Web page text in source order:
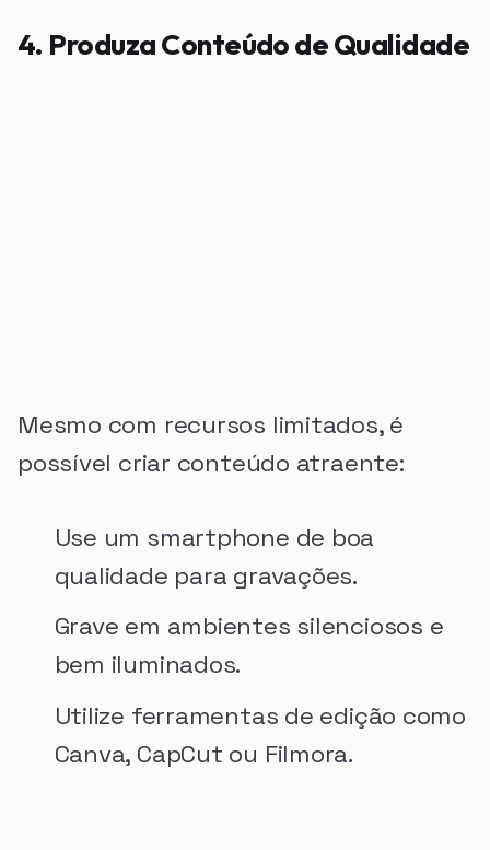
4. Produza Conteúdo de Qualidade
Mesmo com recursos limitados, é
possível criar conteúdo atraente:
Use um smartphone de boa
qualidade para gravações.
Grave em ambientes silenciosos e
bem iluminados.
Utilize ferramentas de edição como
Canva, CapCut ou Filmora.